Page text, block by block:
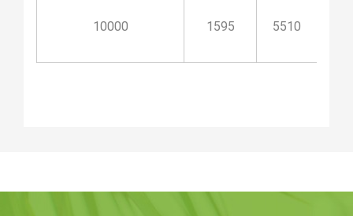
10000 1595 5510